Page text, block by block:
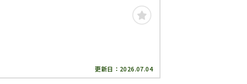
更新日： 2026.07.04